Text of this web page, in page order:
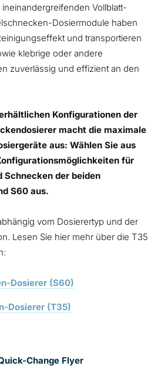
Vollblatt-
Dosiermodule haben
und transportieren
klebrige oder andere
zuverlässig und effizient an den
Konfigurationen der
macht die maximale
aus: Wählen Sie aus
für
Schnecken der beiden
S60 aus.
vom Dosierertyp und der
Lesen Sie hier mehr über die T35
Dosierer (S60)
Dosierer (T35)
Change Flyer